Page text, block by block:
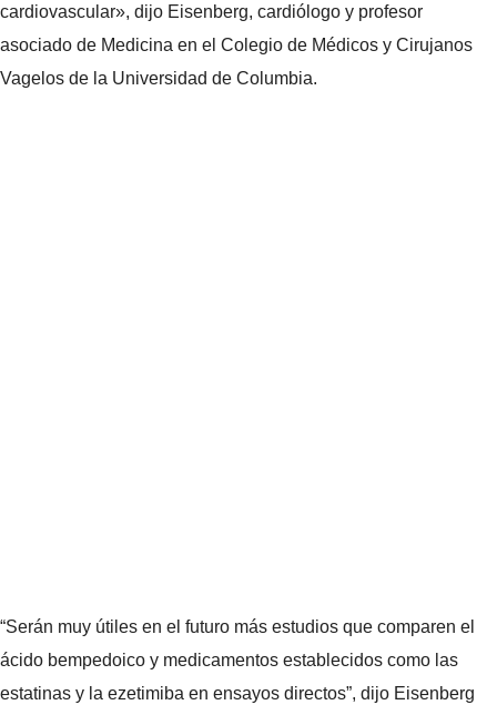
cardiovascular», dijo Eisenberg, cardiólogo y profesor
asociado de Medicina en el Colegio de Médicos y Cirujanos
Vagelos de la Universidad de Columbia.
“Serán muy útiles en el futuro más estudios que comparen el
ácido bempedoico y medicamentos establecidos como las
estatinas y la ezetimiba en ensayos directos”, dijo Eisenberg